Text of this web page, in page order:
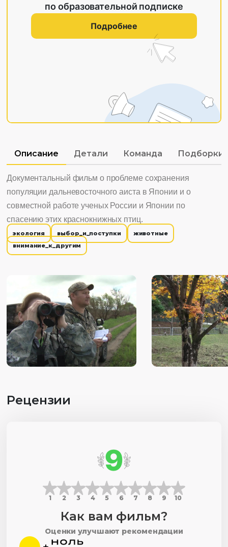
по образовательной подписке
Подробнее
Описание Детали Команда Подборки
Документальный фильм о проблеме сохранения
популяции дальневосточного аиста в Японии и о
совместной работе ученых России и Японии по
спасению этих краснокнижных птиц.
экология выбор_и_поступки
животные
внимание_к_другим
Рецензии
9
1 2 3 4 5 6 7 8 9 10
Как вам фильм?
Оценки улучшают рекомендации